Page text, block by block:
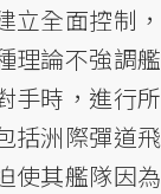
立全面控制，
理論不強調艦
手時，進行所
括洲際彈道飛
使其艦隊因為